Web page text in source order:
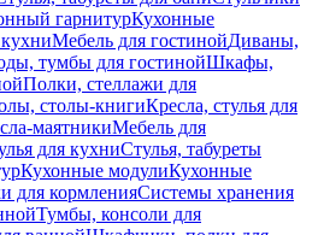
гарнитурКухонные
Мебель для гостинойДиваны,
тумбы для гостинойШкафы,
Полки, стеллажи для
столы-книгиКресла, стулья для
маятникиМебель для
для кухниСтулья, табуреты
Кухонные модулиКухонные
для кормленияСистемы хранения
Тумбы, консоли для